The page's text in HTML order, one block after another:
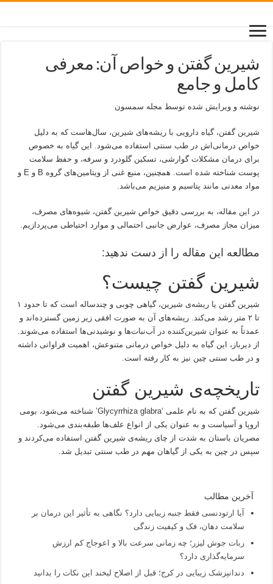
شیرین گفتن و خواص آن: معرفی
کامل و جامع
نوشته و ویرایش شده توسط مجله سمسون
شیرین گفتن، گیاه دارویی با ریشه‌های شیرین، سال‌هاست که به دلیل
خواص درمانی‌اش در طب سنتی استفاده می‌شود. این گیاه به خصوص
برای درمان مشکلات گوارشی، تسکین گلودرد و سرفه، و حفظ سلامت
پوست شناخته شده است. همچنین، منبع غنی از ویتامین‌های گروه B و E و
مواد معدنی مانند پتاسیم و منیزیم می‌باشد.
در این مقاله، به بررسی دقیق خواص شیرین گفتن، شیوه‌های مصرف،
میزان مجاز مصرف، عوارض جانبی احتمالی و موارد احتیاطی می‌پردازیم.
مطالعه این مقاله را از دست ندهید:
شیرین گفتن چیست؟
شیرین گفتن یا ریشه‌ی شیرین، گیاهی چوبی و چندساله است که تا حدود ۱
تا ۲ متر رشد می‌کند. ریشه‌های آن به صورت افقی زیر زمین گسترده‌اند و
عمدتاً به عنوان شیرین‌کننده در آب‌نبات‌ها و نوشیدنی‌ها استفاده می‌شوند.
از دیرباز، این گیاه به دلیل خواص درمانی متنوعش، اهمیت فراوانی داشته
و در طب سنتی چین نیز به کار رفته است.
تاریخچه‌ی شیرین گفتن
شیرین گفتن که به نام علمی ‘Glycyrrhiza glabra’ شناخته می‌شود، بومی
اروپا و آسیاست و به عنوان یکی از انواع علف‌ها طبقه‌بندی می‌شود.
مصریان باستان به شدت از چای ریشه‌ی شیرین گفتن استفاده می‌کردند و
سپس در چین به یکی از گیاهان مهم در طب سنتی تبدیل شد.
آخرین مطالب
آیا ارتودنسی فقط جنبه زیبایی دارد؟ نگاهی به تأثیر این درمان بر
سلامت دهان، فک و کیفیت زندگی
ربات جوش لیزر؛ چه زمانی سرعت بالا و اعوجاج کم ارزش
سرمایه‌گذاری دارد؟
دندانپزشک زیبایی در کرج؛ قبل از اصلاح لبخند این نکات را بدانید